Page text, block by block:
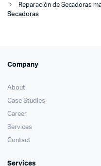
Reparación de Secadoras
Secadoras
Company
About
Case Studies
Career
Services
Contact
Services